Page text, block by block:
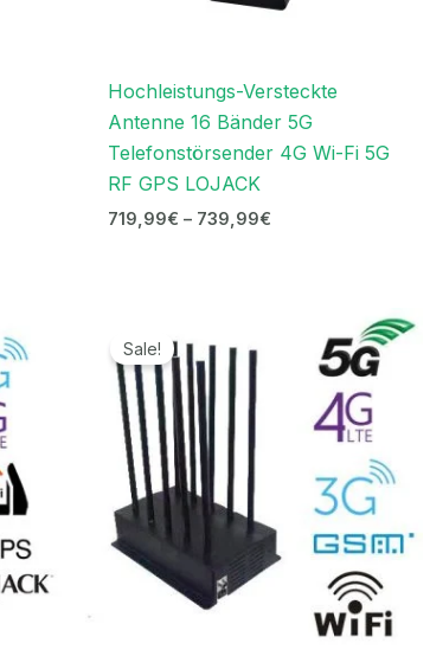
Hochleistungs-Versteckte
Antenne 16 Bänder 5G
Telefonstörsender 4G Wi-Fi 5G
RF GPS LOJACK
719,99€ – 739,99€
Sale!
war:
569,99€.